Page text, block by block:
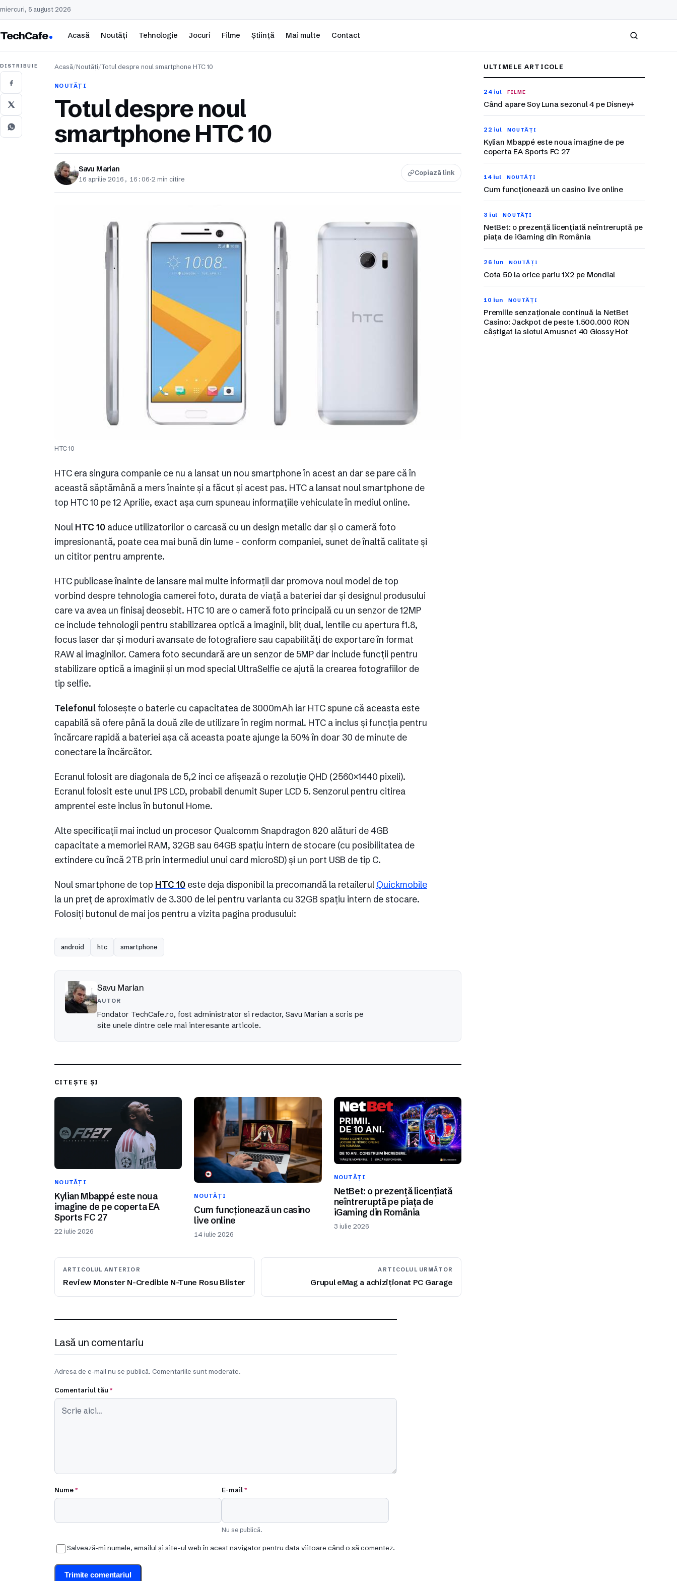
miercuri, 5 august 2026
TechCafe Acasă Noutăți Tehnologie Jocuri Filme Știință Mai multe Contact
Caută
DISTRIBUIE Acasă/Noutăți/Totul despre noul smartphone HTC 10
NOUTĂȚI
Totul despre noul
smartphone HTC 10
Savu Marian
16 aprilie 2016, 16:06·2 min citire
Copiază link
HTC 10
HTC era singura companie ce nu a lansat un nou smartphone în acest an dar se pare că în
această săptămână a mers înainte și a făcut și acest pas. HTC a lansat noul smartphone de
top HTC 10 pe 12 Aprilie, exact așa cum spuneau informațiile vehiculate în mediul online.
Noul HTC 10 aduce utilizatorilor o carcasă cu un design metalic dar și o cameră foto
impresionantă, poate cea mai bună din lume – conform companiei, sunet de înaltă calitate și
un cititor pentru amprente.
HTC publicase înainte de lansare mai multe informații dar promova noul model de top
vorbind despre tehnologia camerei foto, durata de viață a bateriei dar și designul produsului
care va avea un finisaj deosebit. HTC 10 are o cameră foto principală cu un senzor de 12MP
ce include tehnologii pentru stabilizarea optică a imaginii, bliț dual, lentile cu apertura f1.8,
focus laser dar și moduri avansate de fotografiere sau capabilități de exportare în format
RAW al imaginilor. Camera foto secundară are un senzor de 5MP dar include funcții pentru
stabilizare optică a imaginii și un mod special UltraSelfie ce ajută la crearea fotografiilor de
tip selfie.
Telefonulfolosește o baterie cu capacitatea de 3000mAh iar HTC spune că aceasta este
capabilă să ofere până la două zile de utilizare în regim normal. HTC a inclus și funcția pentru
încărcare rapidă a bateriei așa că aceasta poate ajunge la 50% în doar 30 de minute de
conectare la încărcător.
Ecranul folosit are diagonala de 5,2 inci ce afișează o rezoluție QHD (2560×1440 pixeli).
Ecranul folosit este unul IPS LCD, probabil denumit Super LCD 5. Senzorul pentru citirea
amprentei este inclus în butonul Home.
Alte specificații mai includ un procesor Qualcomm Snapdragon 820 alături de 4GB
capacitate a memoriei RAM, 32GB sau 64GB spațiu intern de stocare (cu posibilitatea de
extindere cu încă 2TB prin intermediul unui card microSD) și un port USB de tip C.
Noul smartphone de top HTC 10 este deja disponibil la precomandă la retailerul Quickmobile
la un preț de aproximativ de 3.300 de lei pentru varianta cu 32GB spațiu intern de stocare.
Folosiți butonul de mai jos pentru a vizita pagina produsului:
android htc smartphone
Savu Marian
AUTOR
Fondator TechCafe.ro, fost administrator si redactor, Savu Marian a scris pe
site unele dintre cele mai interesante articole.
CITEȘTE ȘI
NOUTĂȚI
Kylian Mbappé este noua
imagine de pe coperta EA
Sports FC 27
22 iulie 2026
NOUTĂȚI
Cum funcționează un casino
live online
14 iulie 2026
NOUTĂȚI
NetBet: o prezență licențiată
neîntreruptă pe piața de
iGaming din România
3 iulie 2026
ARTICOLUL ANTERIOR
Review Monster N-Credible N-Tune Rosu Blister
ARTICOLUL URMĂTOR
Grupul eMag a achiziționat PC Garage
Lasă un comentariu
Adresa de e-mail nu se publică. Comentariile sunt moderate.
Comentariul tău *
Nume* E-mail*
Nu se publică.
Salvează-mi numele, emailul și site-ul web în acest navigator pentru data viitoare când o să comentez.
ULTIMELE ARTICOLE
24 iul FILME
Când apare Soy Luna sezonul 4 pe Disney+
22 iul NOUTĂȚI
Kylian Mbappé este noua imagine de pe
coperta EA Sports FC 27
14 iul NOUTĂȚI
Cum funcționează un casino live online
3 iul NOUTĂȚI
NetBet: o prezență licențiată neîntreruptă pe
piața de iGaming din România
26 iun NOUTĂȚI
Cota 50 la orice pariu 1X2 pe Mondial
10 iun NOUTĂȚI
Premiile senzaționale continuă la NetBet
Casino: Jackpot de peste 1.500.000 RON
câștigat la slotul Amusnet 40 Glossy Hot